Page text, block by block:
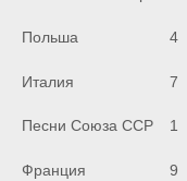
Польша 4
Италия 7
Песни Союза ССР 1
Франция 9